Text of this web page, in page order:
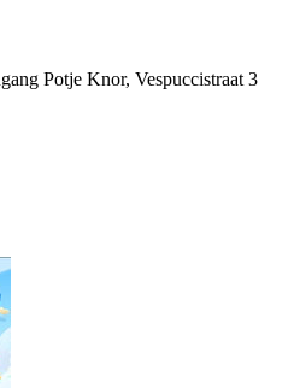
Potje Knor, Vespuccistraat 3